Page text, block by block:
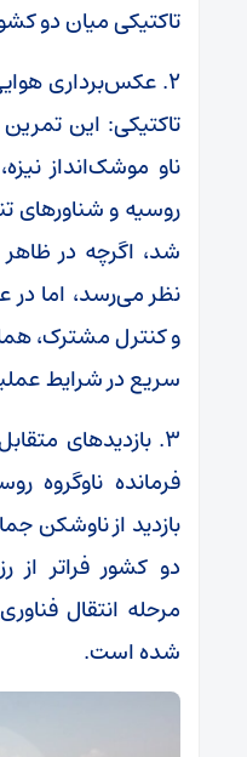
تاکتیکی میان دو
تاکتیکی: این
ناو موشک‌انداز
روسیه و شناورهای
شد، اگرچه در
نظر می‌رسد، اما در
و کنترل مشترک،
سریع در شرایط
۳. بازدیدهای
فرمانده ناوگروه
بازدید از ناوشکن
دو کشور فراتر از
مرحله انتقال
شده است.